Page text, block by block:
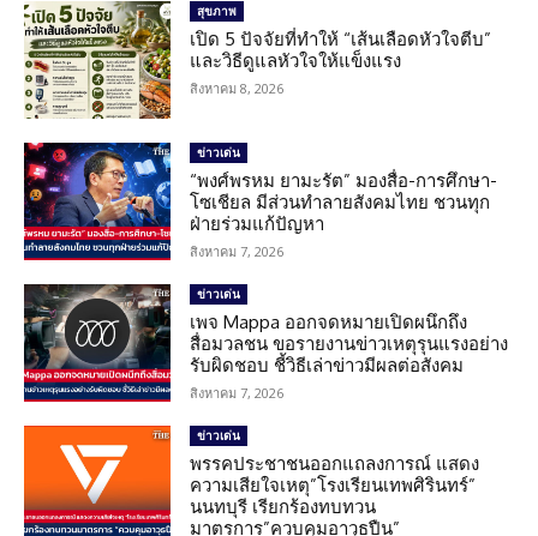
สุขภาพ
เปิด 5 ปัจจัยที่ทำให้ “เส้นเลือดหัวใจตีบ”
และวิธีดูแลหัวใจให้แข็งแรง
สิงหาคม 8, 2026
ข่าวเด่น
“พงศ์พรหม ยามะรัต” มองสื่อ-การศึกษา-
โซเชียล มีส่วนทำลายสังคมไทย ชวนทุก
ฝ่ายร่วมแก้ปัญหา
สิงหาคม 7, 2026
ข่าวเด่น
เพจ Mappa ออกจดหมายเปิดผนึกถึง
สื่อมวลชน ขอรายงานข่าวเหตุรุนแรงอย่าง
รับผิดชอบ ชี้วิธีเล่าข่าวมีผลต่อสังคม
สิงหาคม 7, 2026
ข่าวเด่น
พรรคประชาชนออกแถลงการณ์ แสดง
ความเสียใจเหตุ”โรงเรียนเทพศิรินทร์”
นนทบุรี เรียกร้องทบทวน
มาตรการ”ควบคุมอาวุธปืน”